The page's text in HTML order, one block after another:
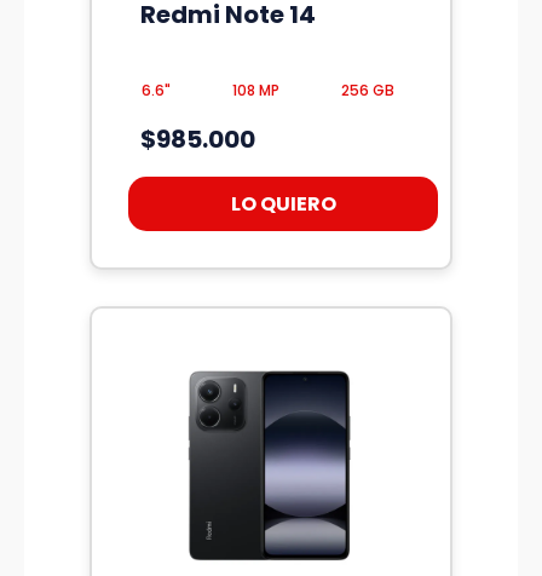
Redmi Note 14
6.6" 108 MP 256 GB
$985.000
LO QUIERO